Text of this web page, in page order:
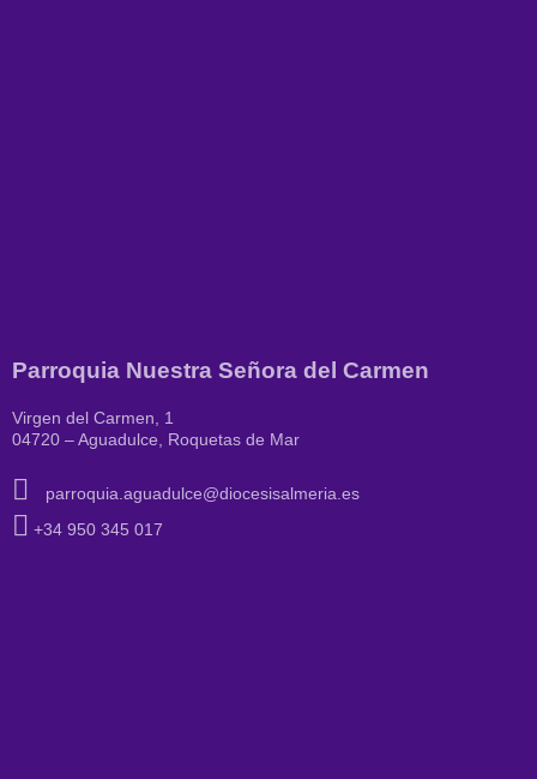
Parroquia Nuestra Señora del Carmen
Virgen del Carmen, 1
04720 – Aguadulce, Roquetas de Mar
parroquia.aguadulce@diocesisalmeria.es
+34 950 345 017